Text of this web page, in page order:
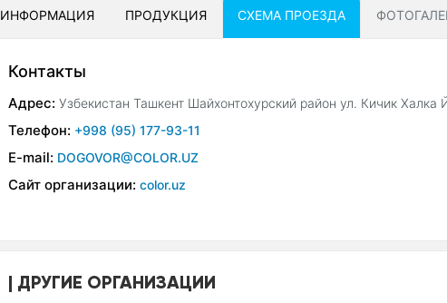
ИНФОРМАЦИЯ ПРОДУКЦИЯ СХЕМА ПРОЕЗДА
Контакты
Адрес: Узбекистан Ташкент Шайхонтохурский район ул. Кичик Халка
Телефон: +998 (95) 177-93-11
E-mail: DOGOVOR@COLOR.UZ
Сайт организации: color.uz
ДРУГИЕ ОРГАНИЗАЦИИ